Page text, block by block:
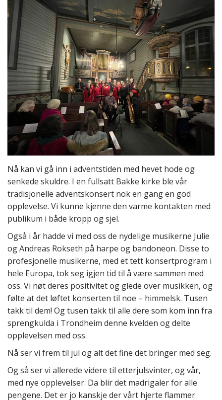
Nå kan vi gå inn i adventstiden med hevet hode og
senkede skuldre. I en fullsatt Bakke kirke ble vår
tradisjonelle adventskonsert nok en gang en god
opplevelse. Vi kunne kjenne den varme kontakten med
publikum i både kropp og sjel.
Også i år hadde vi med oss de nydelige musikerne Julie
og Andreas Rokseth på harpe og bandoneon. Disse to
profesjonelle musikerne, med et tett konsertprogram i
hele Europa, tok seg igjen tid til å være sammen med
oss. Vi nøt deres positivitet og glede over musikken, og
følte at det løftet konserten til noe – himmelsk. Tusen
takk til dem! Og tusen takk til alle dere som kom inn fra
sprengkulda i Trondheim denne kvelden og delte
opplevelsen med oss.
Nå ser vi frem til jul og alt det fine det bringer med seg.
Og så ser vi allerede videre til etterjulsvinter, og vår,
med nye opplevelser. Da blir det madrigaler for alle
pengene. Det er jo kanskje der vårt hjerte flammer